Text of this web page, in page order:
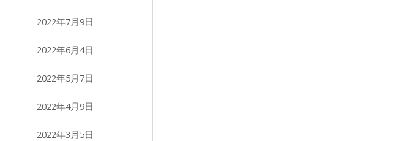
2022年7月9日
2022年6月4日
2022年5月7日
2022年4月9日
2022年3月5日